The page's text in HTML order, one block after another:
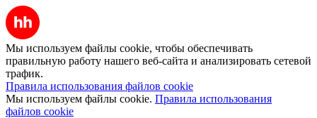
Мы используем файлы cookie, чтобы обеспечивать
правильную работу нашего веб-сайта и анализировать сетевой
трафик.
Правила использования файлов cookie
Мы используем файлы cookie. Правила использования
файлов cookie